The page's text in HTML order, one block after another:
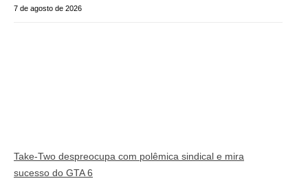
7 de agosto de 2026
Take-Two despreocupa com polêmica sindical e mira
sucesso do GTA 6